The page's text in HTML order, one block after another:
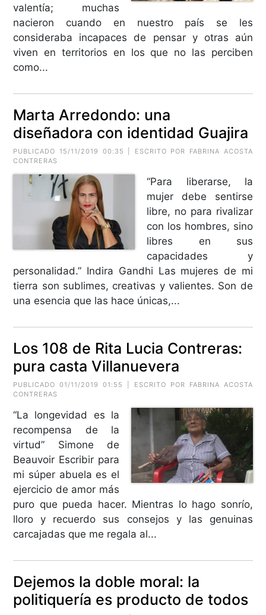
valentía; muchas
nacieron cuando en nuestro país se les
consideraba incapaces de pensar y otras aún
viven en territorios en los que no las perciben
como...
Marta Arredondo: una
diseñadora con identidad Guajira
PUBLICADO 15/11/2019 00:35 | ESCRITO POR FABRINA ACOSTA
CONTRERAS
“Para liberarse, la
mujer debe sentirse
libre, no para rivalizar
con los hombres, sino
libres en sus
capacidades y
personalidad.” Indira Gandhi Las mujeres de mi
tierra son sublimes, creativas y valientes. Son de
una esencia que las hace únicas,...
Los 108 de Rita Lucia Contreras:
pura casta Villanuevera
PUBLICADO 01/11/2019 01:55 | ESCRITO POR FABRINA ACOSTA
CONTRERAS
“La longevidad es la
recompensa de la
virtud” Simone de
Beauvoir Escribir para
mi súper abuela es el
ejercicio de amor más
puro que pueda hacer. Mientras lo hago sonrío,
lloro y recuerdo sus consejos y las genuinas
carcajadas que me regala al...
Dejemos la doble moral: la
politiquería es producto de todos